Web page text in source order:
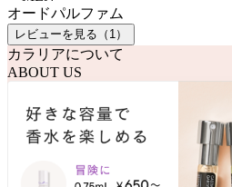
オードパルファム
レビューを見る（ 1 ）
カラリアについて
ABOUT US